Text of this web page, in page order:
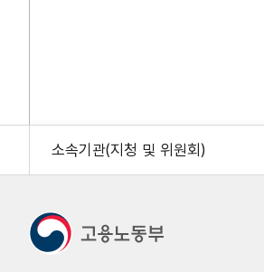
소속기관(지청 및 위원회)